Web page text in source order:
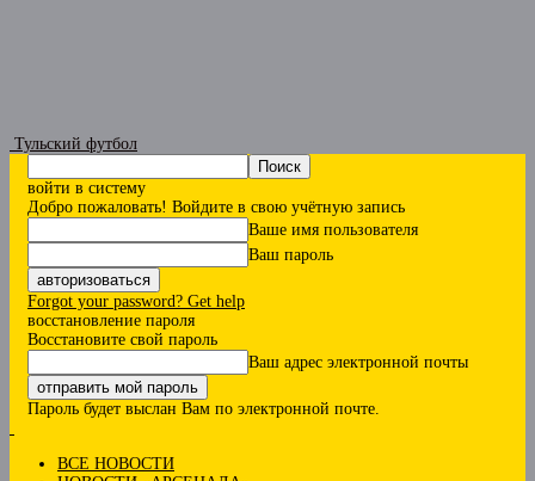
Тульский футбол
войти в систему
Добро пожаловать! Войдите в свою учётную запись
Ваше имя пользователя
Ваш пароль
Forgot your password? Get help
восстановление пароля
Восстановите свой пароль
Ваш адрес электронной почты
Пароль будет выслан Вам по электронной почте.
ВСЕ НОВОСТИ